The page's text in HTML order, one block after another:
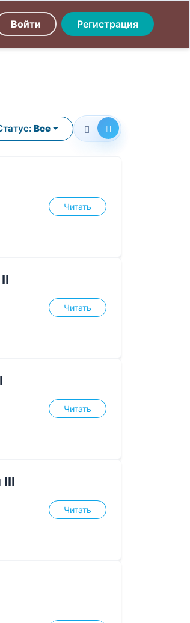
Войти Регистрация
Все
Читать
Читать
Читать
III
Читать